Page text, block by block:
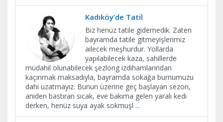
Kadıköy’de Tatil
Biz henüz tatile gidemedik. Zaten
bayramda tatile gitmeyişlerimiz
ailecek meşhurdur. Yollarda
yapılabilecek kaza, sahillerde
müdahil olunabilecek şezlong izdihamlarından
kaçınmak maksadıyla, bayramda sokağa burnumuzu
dahi uzatmayız. Bunun üzerine geç başlayan sezon,
aniden bastıran sıcak, eve bakıma gelen yaralı kedi
derken, henüz suya ayak sokmuşl ...